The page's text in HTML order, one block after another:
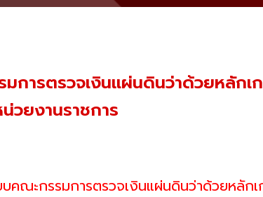
มการตรวจเงินแผ่นดินว่าด้วยหลัก
วยงานราชการ
บคณะกรรมการตรวจเงินแผ่นดินว่าด้วยหลั